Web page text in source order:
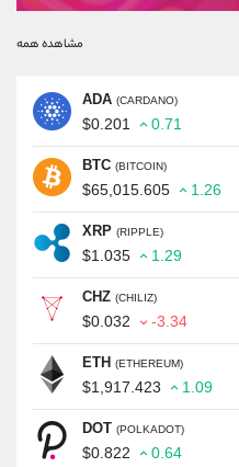
مشاهده همه
ADA (CARDANO)
$0.201 0.71
BTC (BITCOIN)
$65,015.605 1.26
XRP (RIPPLE)
$1.035 1.29
CHZ (CHILIZ)
$0.032 -3.34
ETH (ETHEREUM)
$1,917.423 1.09
DOT (POLKADOT)
$0.822 0.64